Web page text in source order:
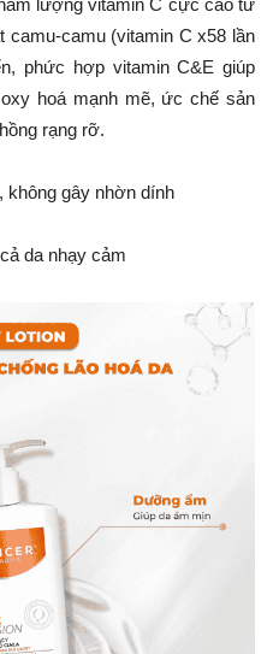
lượng vitamin C cực cao từ
camu-camu (vitamin C x58 lần
phức hợp vitamin C&E giúp
hoá mạnh mẽ, ức chế sản
rạng rỡ.
gây nhờn dính
da nhạy cảm